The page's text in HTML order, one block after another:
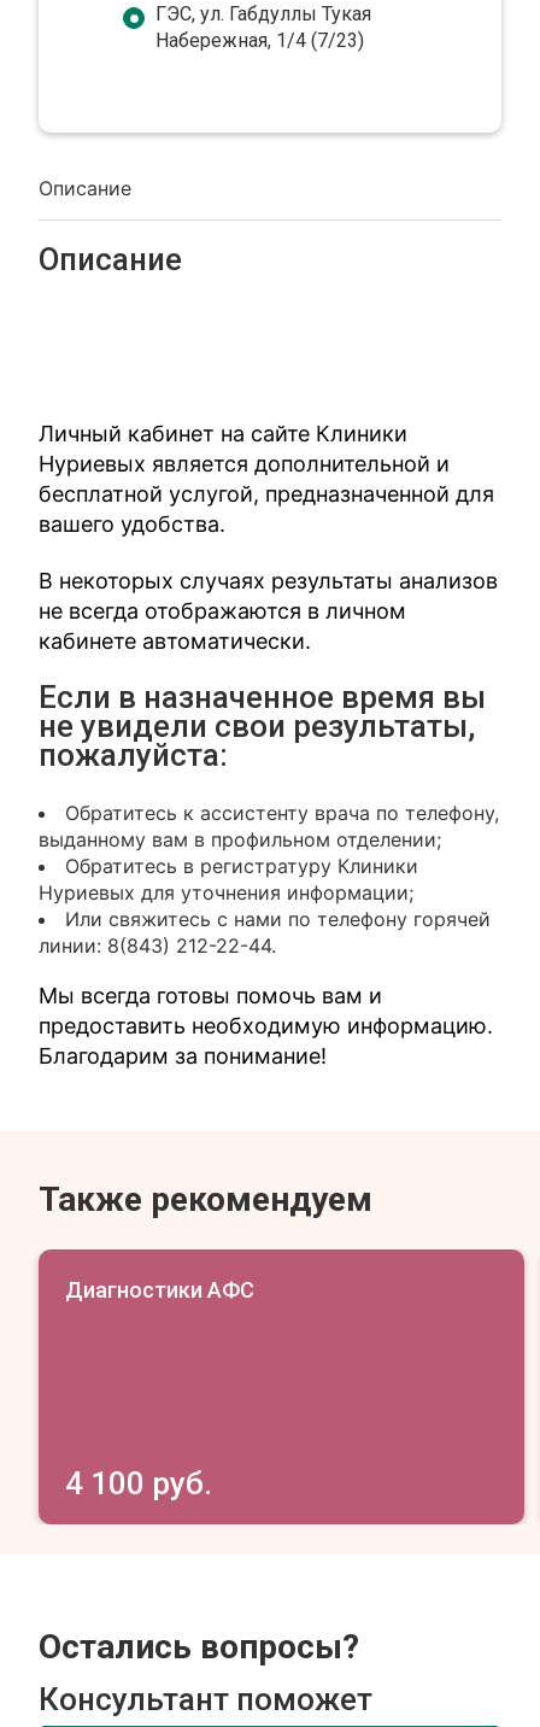
Описание
Описание
Личный кабинет на сайте Клиники
Нуриевых является дополнительной и
бесплатной услугой, предназначенной для
вашего удобства.
В некоторых случаях результаты анализов
не всегда отображаются в личном
кабинете автоматически.
Если в назначенное время вы
не увидели свои результаты,
пожалуйста:
Обратитесь к ассистенту врача по телефону,
выданному вам в профильном отделении;
Обратитесь в регистратуру Клиники
Нуриевых для уточнения информации;
Или свяжитесь с нами по телефону горячей
линии: 8(843) 212-22-44.
Мы всегда готовы помочь вам и
предоставить необходимую информацию.
Благодарим за понимание!
ГЭС, ул. Габдуллы Тукая
Набережная, 1/4 (7/23)
Также рекомендуем
Диагностики АФС
4 100 руб.
Остались вопросы?
Консультант поможет